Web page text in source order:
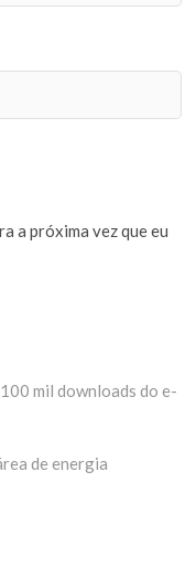
a próxima vez que eu
mil downloads do e-
de energia